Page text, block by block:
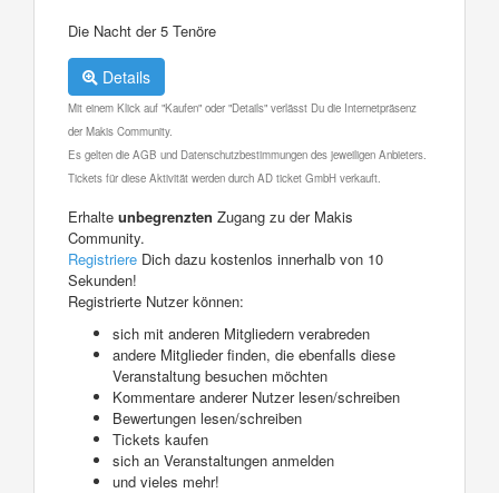
Die Nacht der 5 Tenöre
Details
Mit einem Klick auf "Kaufen" oder "Details" verlässt Du die Internetpräsenz
der Makis Community.
Es gelten die AGB und Datenschutzbestimmungen des jeweiligen Anbieters.
Tickets für diese Aktivität werden durch AD ticket GmbH verkauft.
Erhalte unbegrenzten Zugang zu der Makis
Community.
Registriere Dich dazu kostenlos innerhalb von 10
Sekunden!
Registrierte Nutzer können:
sich mit anderen Mitgliedern verabreden
andere Mitglieder finden, die ebenfalls diese
Veranstaltung besuchen möchten
Kommentare anderer Nutzer lesen/schreiben
Bewertungen lesen/schreiben
Tickets kaufen
sich an Veranstaltungen anmelden
und vieles mehr!